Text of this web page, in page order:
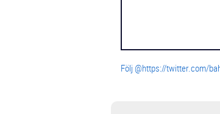
Följ @https://twitter.com/